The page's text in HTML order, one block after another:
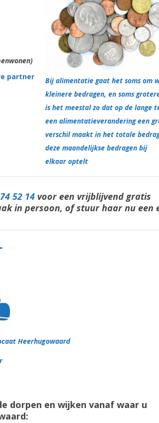
Bij alimentatie gaat het soms om
kleinere bedragen, en soms
is het meestal zo dat op de lange
een alimentatieverandering een
verschil maakt in het totale
deze maandelijkse bedragen bij
elkaar optelt
partner
52 14 voor een vrijblijvend gratis
in persoon, of stuur haar nu een
Heerhugowaard
dorpen en wijken vanaf waar u